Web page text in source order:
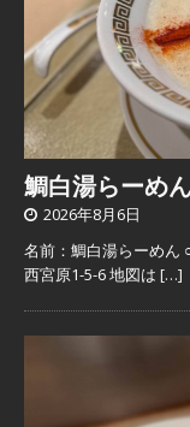
鯛白湯らーめ
2026年8月6日
名前：鯛白湯らーめん
西宮原1-5-6 地図は […]